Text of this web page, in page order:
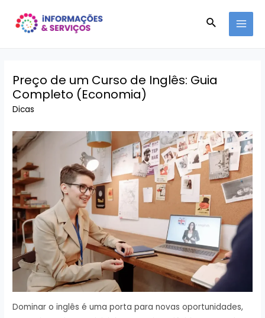
para
Pesquisar
Preço de um Curso de Inglês: Guia
Completo (Economia)
Dicas
Dominar o inglês é uma porta para novas oportunidades,